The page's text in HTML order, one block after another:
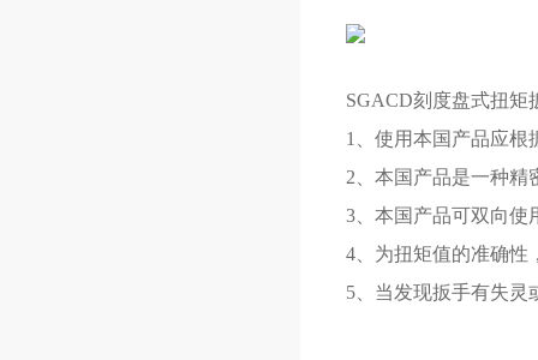
SGACD刻度盘式扭矩
1、使用本国产品应
2、本国产品是一种
3、本国产品可双向
4、为扭矩值的准确
5、当发现扳手有失灵